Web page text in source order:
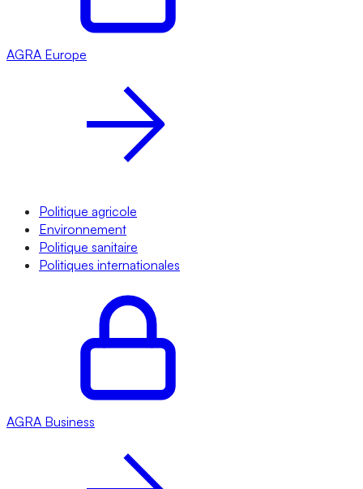
AGRA Europe
Politique agricole
Environnement
Politique sanitaire
Politiques internationales
AGRA Business